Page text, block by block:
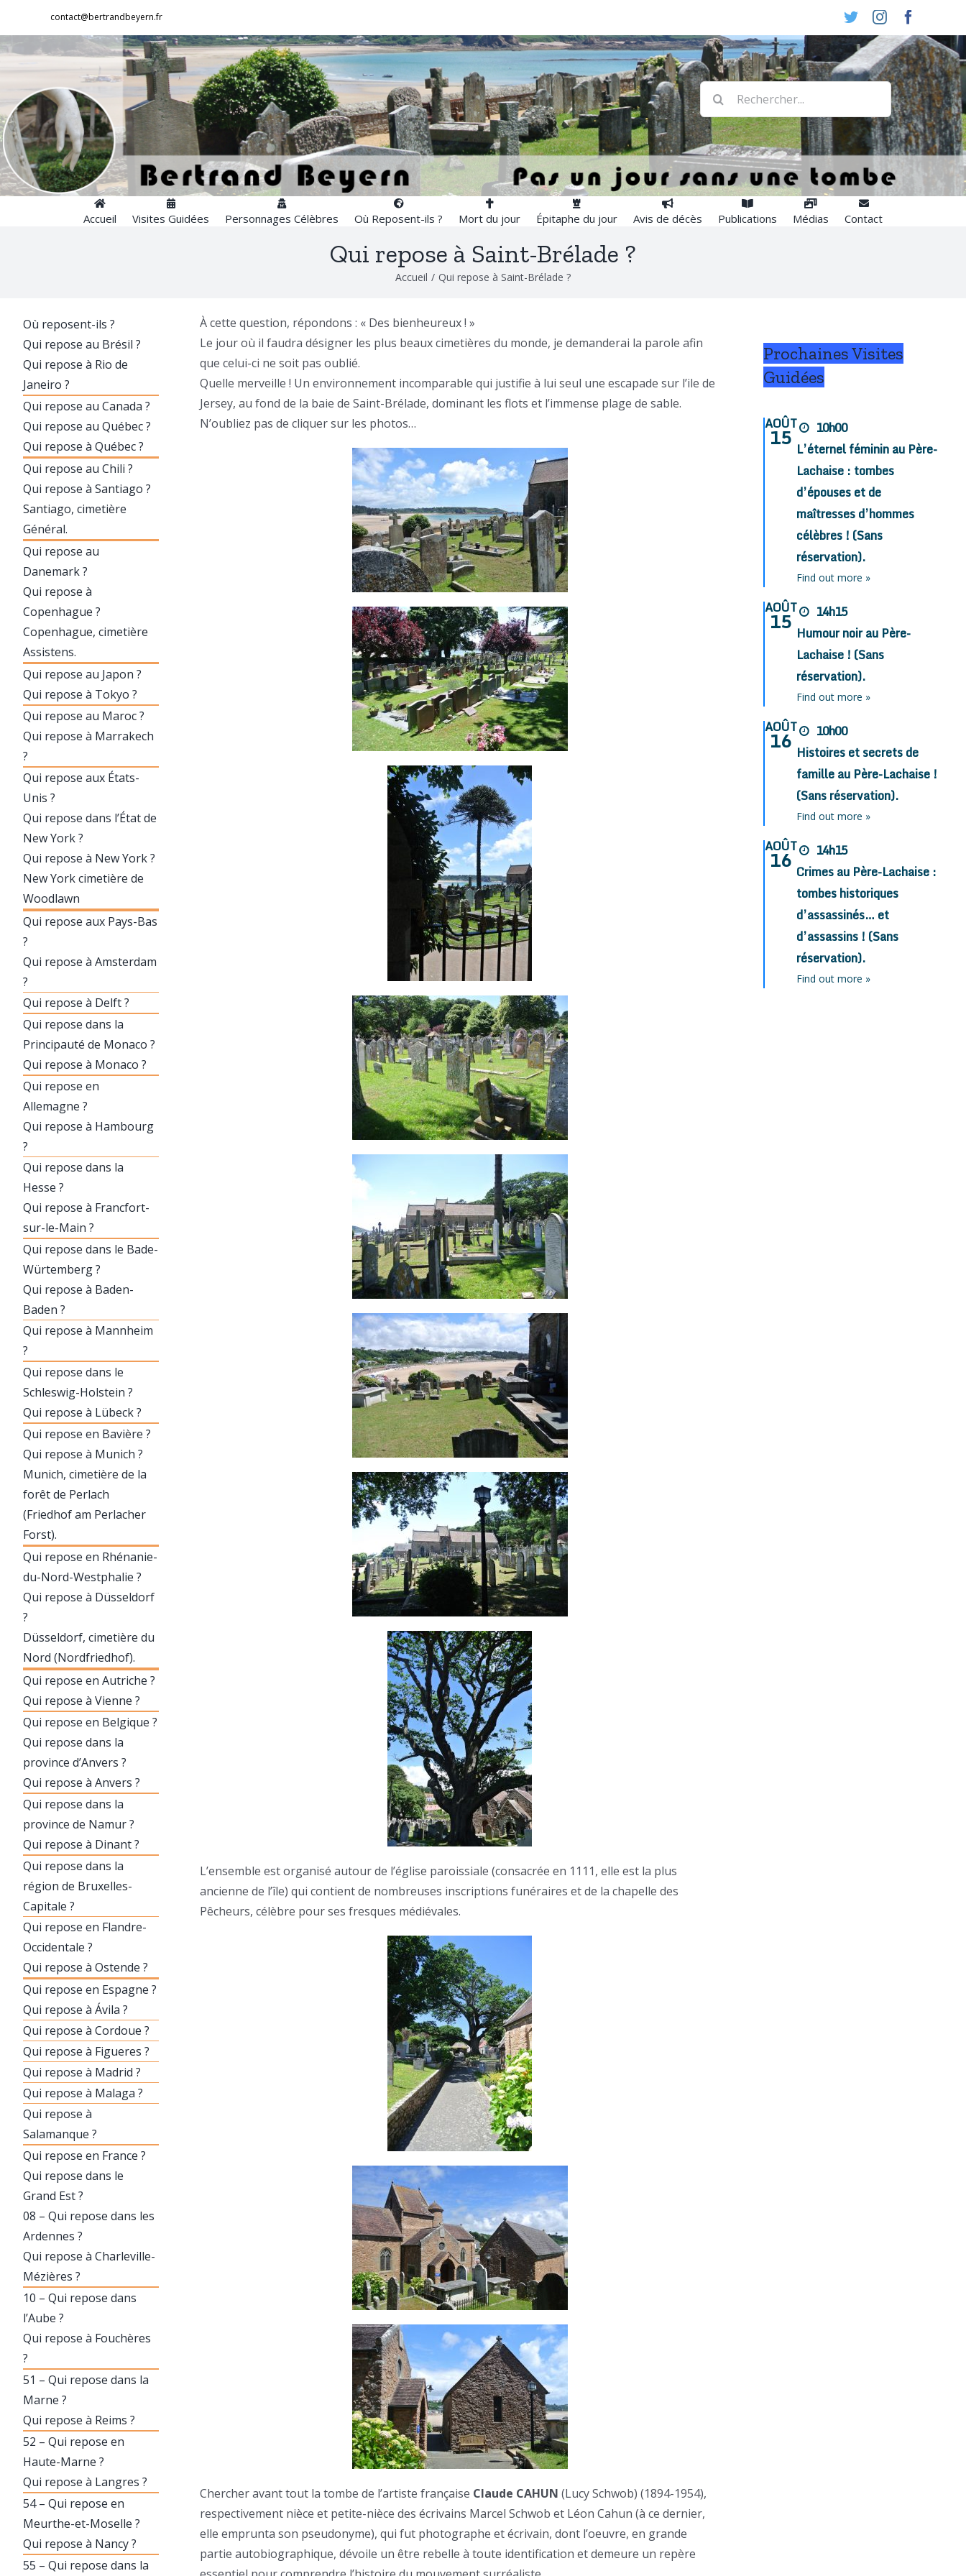
contenu
contact@bertrandbeyern.fr TwitterInstagram
Rechercher:
Accueil Visites Guidées Personnages Célèbres Où Reposent-ils ? Mort du jour Épitaphe du jour Avis de décès Publications Médias Contact
Qui repose à Saint-Brélade ?
Accueil / Qui repose à Saint-Brélade ?
À cette question, répondons : « Des bienheureux ! »
Le jour où il faudra désigner les plus beaux cimetières du monde, je demanderai la parole afin
que celui-ci ne soit pas oublié.
Quelle merveille ! Un environnement incomparable qui justifie à lui seul une escapade sur l’ile de
Jersey, au fond de la baie de Saint-Brélade, dominant les flots et l’immense plage de sable.
N’oubliez pas de cliquer sur les photos…
L’ensemble est organisé autour de l’église paroissiale (consacrée en 1111, elle est la plus
ancienne de l’île) qui contient de nombreuses inscriptions funéraires et de la chapelle des
Pêcheurs, célèbre pour ses fresques médiévales.
Chercher avant tout la tombe de l’artiste française Claude CAHUN (Lucy Schwob) (1894-1954),
respectivement nièce et petite-nièce des écrivains Marcel Schwob et Léon Cahun (à ce dernier,
elle emprunta son pseudonyme), qui fut photographe et écrivain, dont l’oeuvre, en grande
partie autobiographique, dévoile un être rebelle à toute identification et demeure un repère
Où reposent-ils ?
Qui repose au Brésil ?
Qui repose à Rio de
Janeiro ?
Qui repose au Canada ?
Qui repose au Québec ?
Qui repose à Québec ?
Qui repose au Chili ?
Qui repose à Santiago ?
Santiago, cimetière
Général.
Qui repose au
Danemark ?
Qui repose à
Copenhague ?
Copenhague, cimetière
Assistens.
Qui repose au Japon ?
Qui repose à Tokyo ?
Qui repose au Maroc ?
Qui repose à Marrakech
?
Qui repose aux États-
Unis ?
Qui repose dans l’État de
New York ?
Qui repose à New York ?
New York cimetière de
Woodlawn
Qui repose aux Pays-Bas
?
Qui repose à Amsterdam
?
Qui repose à Delft ?
Qui repose dans la
Principauté de Monaco ?
Qui repose à Monaco ?
Qui repose en
Allemagne ?
Qui repose à Hambourg
?
Qui repose dans la
Hesse ?
Qui repose à Francfort-
sur-le-Main ?
Qui repose dans le Bade-
Würtemberg ?
Qui repose à Baden-
Baden ?
Qui repose à Mannheim
?
Qui repose dans le
Schleswig-Holstein ?
Qui repose à Lübeck ?
Qui repose en Bavière ?
Qui repose à Munich ?
Munich, cimetière de la
forêt de Perlach
(Friedhof am Perlacher
Forst).
Qui repose en Rhénanie-
du-Nord-Westphalie ?
Qui repose à Düsseldorf
?
Düsseldorf, cimetière du
Nord (Nordfriedhof).
Qui repose en Autriche ?
Qui repose à Vienne ?
Qui repose en Belgique ?
Qui repose dans la
province d’Anvers ?
Qui repose à Anvers ?
Qui repose dans la
province de Namur ?
Qui repose à Dinant ?
Qui repose dans la
région de Bruxelles-
Capitale ?
Qui repose en Flandre-
Occidentale ?
Qui repose à Ostende ?
Qui repose en Espagne ?
Qui repose à Ávila ?
Qui repose à Cordoue ?
Qui repose à Figueres ?
Qui repose à Madrid ?
Qui repose à Malaga ?
Qui repose à
Salamanque ?
Qui repose en France ?
Qui repose dans le
Grand Est ?
08 – Qui repose dans les
Ardennes ?
Qui repose à Charleville-
Mézières ?
10 – Qui repose dans
l’Aube ?
Qui repose à Fouchères
?
51 – Qui repose dans la
Marne ?
Qui repose à Reims ?
52 – Qui repose en
Haute-Marne ?
Qui repose à Langres ?
54 – Qui repose en
Meurthe-et-Moselle ?
Qui repose à Nancy ?
55 – Qui repose dans la
Prochaines Visites
Guidées
AOÛT
15
10h00
L’éternel féminin au Père-
Lachaise : tombes
d’épouses et de
maîtresses d’hommes
célèbres ! (Sans
réservation).
Find out more »
AOÛT
15
14h15
Humour noir au Père-
Lachaise ! (Sans
réservation).
Find out more »
AOÛT
16
10h00
Histoires et secrets de
famille au Père-Lachaise !
(Sans réservation).
Find out more »
AOÛT
16
14h15
Crimes au Père-Lachaise :
tombes historiques
d’assassinés… et
d’assassins ! (Sans
réservation).
Find out more »